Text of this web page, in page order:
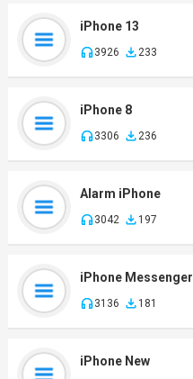
iPhone 13
3926 233
iPhone 8
3306 236
Alarm iPhone
3042 197
iPhone Messenger
3136 181
iPhone New